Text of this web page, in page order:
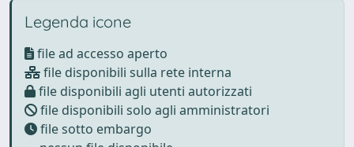
Legenda icone
file ad accesso aperto
file disponibili sulla rete interna
file disponibili agli utenti autorizzati
file disponibili solo agli amministratori
file sotto embargo